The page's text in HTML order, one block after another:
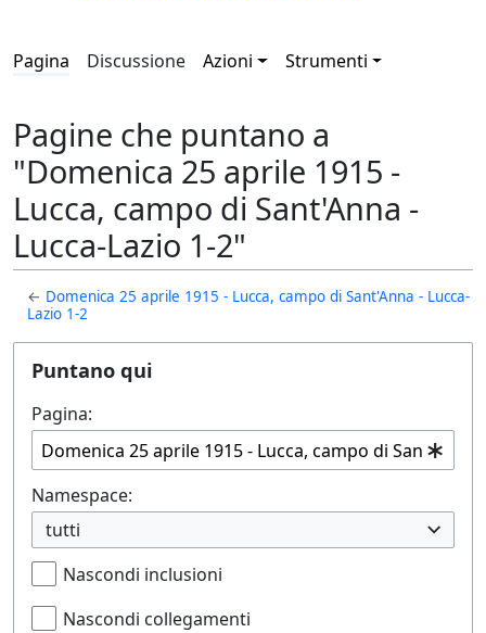
Pagina Discussione Azioni Strumenti
Pagine che puntano a
"Domenica 25 aprile 1915 -
Lucca, campo di Sant'Anna -
Lucca-Lazio 1-2"
← Domenica 25 aprile 1915 - Lucca, campo di Sant'Anna - Lucca-
Lazio 1-2
Puntano qui
Pagina:
Namespace:
tutti
Nascondi inclusioni
Nascondi collegamenti